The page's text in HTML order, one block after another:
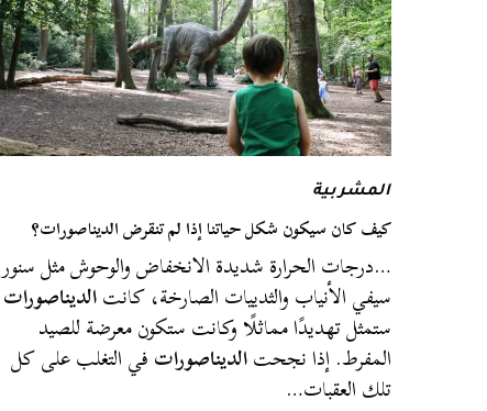
المشربية
كيف كان سيكون شكل حياتنا إذا لم تنقرض الديناصورات؟
…درجات الحرارة شديدة الانخفاض والوحوش مثل سنور
سيفي الأنياب والثدييات الصارخة، كانتالديناصورات
ستمثل تهديدًا مماثلًا وكانت ستكون معرضة للصيد
المفرط. إذا نجحتالديناصوراتفي التغلب على كل
تلك العقبات…